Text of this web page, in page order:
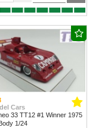
Cars
33 TT12 #1 Winner 1975
1/24